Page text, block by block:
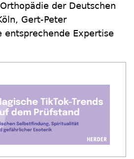
der Deutschen
Gert-Peter
entsprechende Expertise